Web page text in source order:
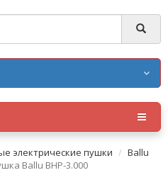
электрические пушки
Ballu
Ballu BHP-3.000